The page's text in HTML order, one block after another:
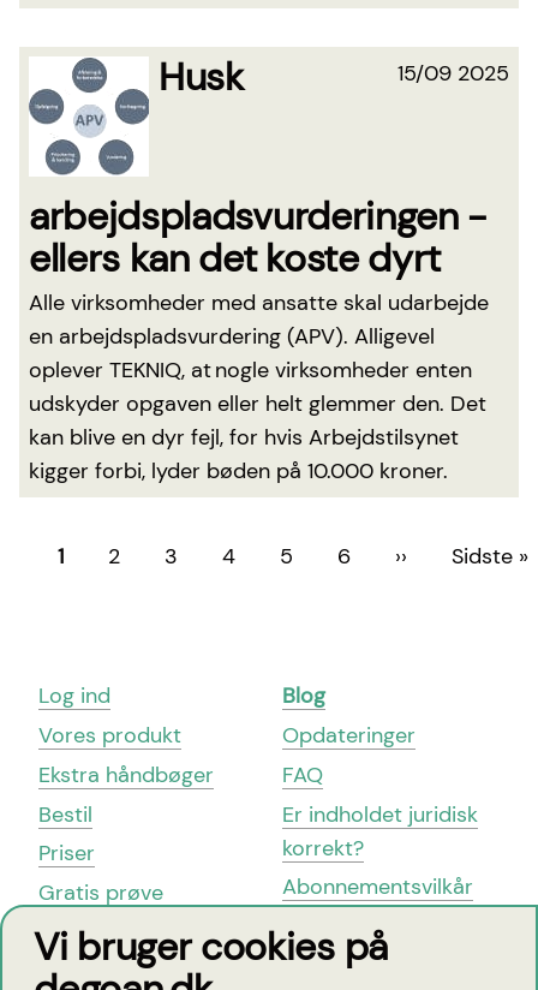
15/09 2025
Husk
arbejdspladsvurderingen -
ellers kan det koste dyrt
Alle virksomheder med ansatte skal udarbejde
en arbejdspladsvurdering (APV). Alligevel
oplever TEKNIQ, at nogle virksomheder enten
udskyder opgaven eller helt glemmer den. Det
kan blive en dyr fejl, for hvis Arbejdstilsynet
kigger forbi, lyder bøden på 10.000 kroner.
Sideinddeling
Side
1 Side
2 Side
3 Side
4 Side
5 Side
6
Næste
››
Sidste
Sidste »
Topmenu
Log ind
Vores produkt
Ekstra håndbøger
Bestil
Priser
Gratis prøve
Book en demo
Whistleblower-
Blog
Opdateringer
FAQ
Er indholdet juridisk
korrekt?
Abonnementsvilkår
Cookie-politik
Kontakt
Vi bruger cookies på